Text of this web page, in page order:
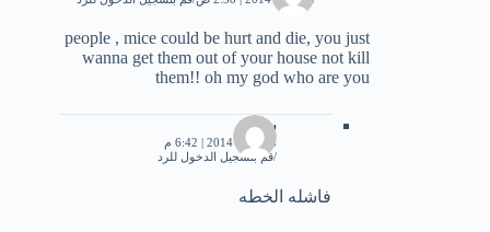
people , mice could be hurt and die, you just
wanna get them out of your house not kill
them!! oh my god who are you
سام
18 يناير، 2014 | 6:42 م
قم بتسجيل الدخول للرد
فاشله الخطه